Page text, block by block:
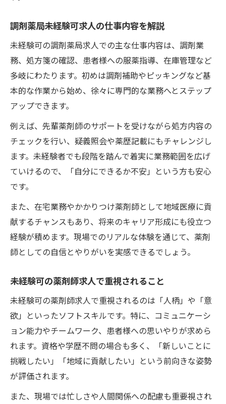
調剤薬局未経験可求人の仕事内容を解説
未経験可の調剤薬局求人での主な仕事内容は、調剤業
務、処方箋の確認、患者様への服薬指導、在庫管理など
多岐にわたります。初めは調剤補助やピッキングなど基
本的な作業から始め、徐々に専門的な業務へとステップ
アップできます。
例えば、先輩薬剤師のサポートを受けながら処方内容の
チェックを行い、疑義照会や薬歴記載にもチャレンジし
ます。未経験者でも段階を踏んで着実に業務範囲を広げ
ていけるので、「自分にできるか不安」という方も安心
です。
また、在宅業務やかかりつけ薬剤師として地域医療に貢
献するチャンスもあり、将来のキャリア形成にも役立つ
経験が積めます。現場でのリアルな体験を通じて、薬剤
師としての自信とやりがいを実感できるでしょう。
未経験可の薬剤師求人で重視されること
未経験可の薬剤師求人で重視されるのは「人柄」や「意
欲」といったソフトスキルです。特に、コミュニケーシ
ョン能力やチームワーク、患者様への思いやりが求めら
れます。資格や学歴不問の場合も多く、「新しいことに
挑戦したい」「地域に貢献したい」という前向きな姿勢
が評価されます。
また、現場では忙しさや人間関係への配慮も重要視され